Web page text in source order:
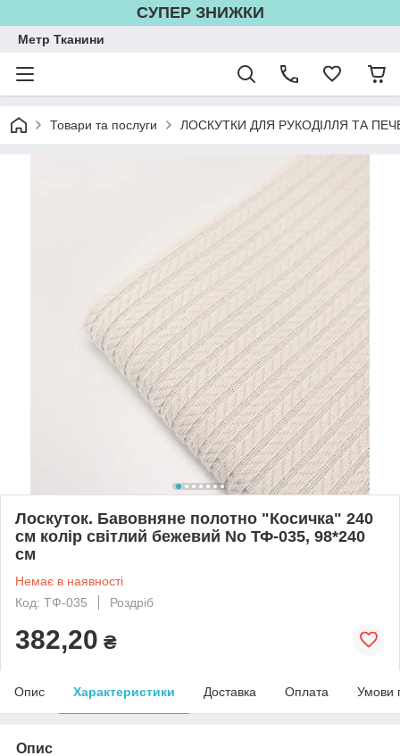
СУПЕР ЗНИЖКИ
Метр Тканини
Товари та послуги ЛОСКУТКИ ДЛЯ РУКОДІЛЛЯ ТА
Лоскуток. Бавовняне полотно "Косичка" 240
см колір світлий бежевий No ТФ-035, 98*240
см
Немає в наявності
Код: ТФ-035
Роздріб
382,20 ₴
Опис Характеристики Доставка Оплата Умови
Опис